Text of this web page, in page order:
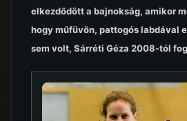
elkezdődött a bajnokság, amikor
hogy műfüvön, pattogós labdával
sem volt, Sárréti Géza 2008-tól